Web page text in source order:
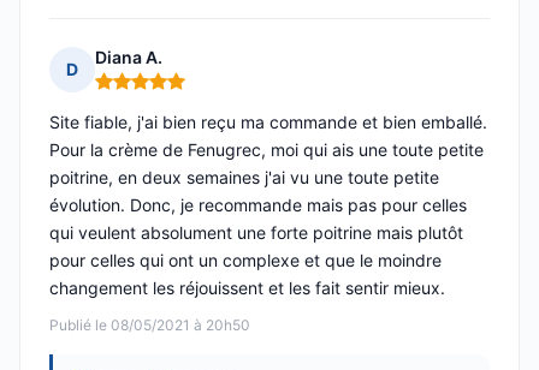
D
Diana A.
Note : 5 sur 5
Publié le 08/05/2021 à 20h50
Site fiable, j'ai bien reçu ma commande et bien emballé.
Pour la crème de Fenugrec, moi qui ais une toute petite
poitrine, en deux semaines j'ai vu une toute petite
évolution. Donc, je recommande mais pas pour celles
qui veulent absolument une forte poitrine mais plutôt
pour celles qui ont un complexe et que le moindre
changement les réjouissent et les fait sentir mieux.